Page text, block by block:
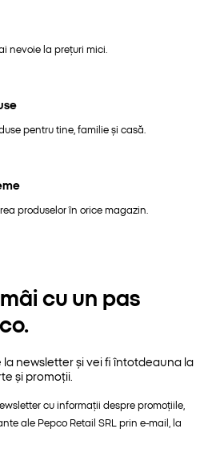
nevoie la prețuri mici.
pentru tine, familie și casă.
produselor în orice magazin.
cu un pas
newsletter și vei fi întotdeauna la
și promoții.
cu informații despre promoțiile,
ale Pepco Retail SRL prin e-mail, la